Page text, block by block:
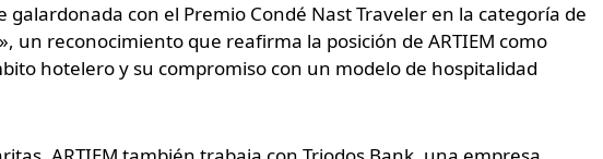
galardonada con el Premio Condé Nast Traveler en la categoría de
un reconocimiento que reafirma la posición de ARTIEM como
hotelero y su compromiso con un modelo de hospitalidad